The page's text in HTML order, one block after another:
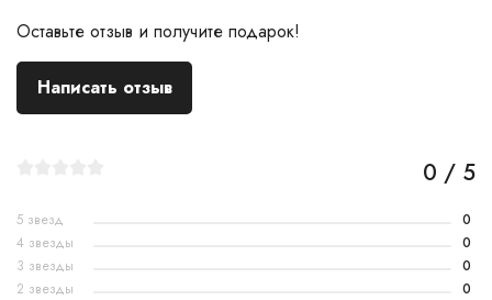
Оставьте отзыв и получите подарок!
Написать отзыв
0 / 5
5 звезд
0
4 звезды
0
3 звезды
0
2 звезды
0